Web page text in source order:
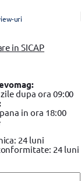
uri
in SICAP
dupa ora 09:00
in ora 18:00
24 luni
24 luni